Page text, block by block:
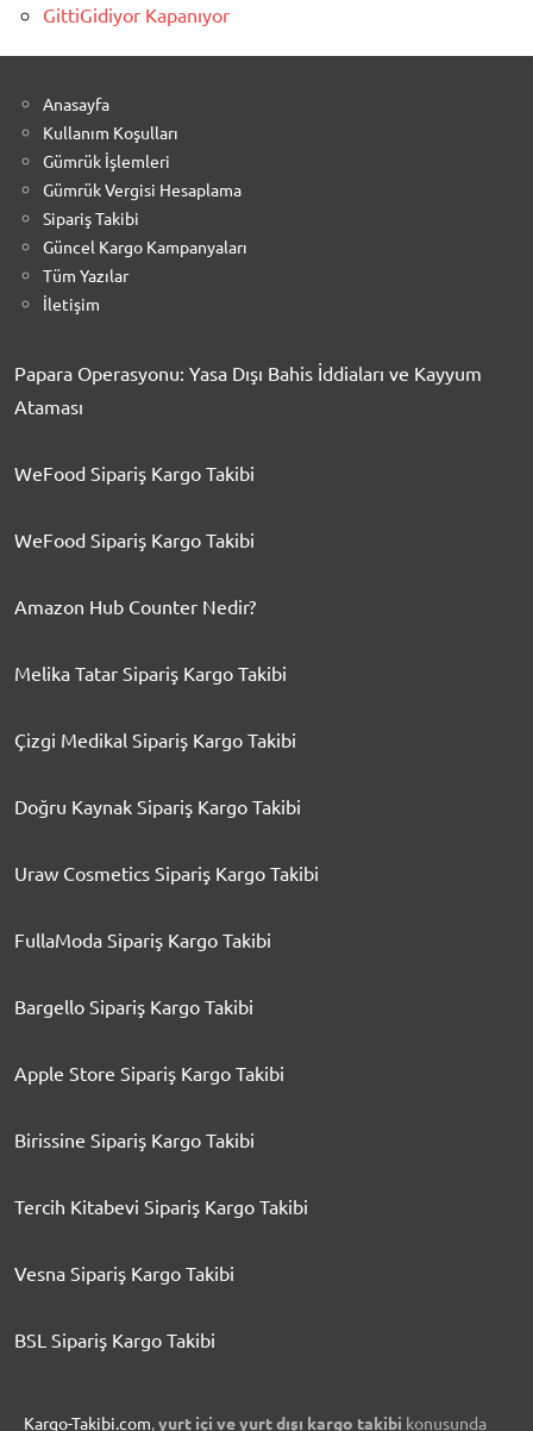
GittiGidiyor Kapanıyor
Anasayfa
Kullanım Koşulları
Gümrük İşlemleri
Gümrük Vergisi Hesaplama
Sipariş Takibi
Güncel Kargo Kampanyaları
Tüm Yazılar
İletişim
Papara Operasyonu: Yasa Dışı Bahis İddiaları ve Kayyum
Ataması
WeFood Sipariş Kargo Takibi
WeFood Sipariş Kargo Takibi
Amazon Hub Counter Nedir?
Melika Tatar Sipariş Kargo Takibi
Çizgi Medikal Sipariş Kargo Takibi
Doğru Kaynak Sipariş Kargo Takibi
Uraw Cosmetics Sipariş Kargo Takibi
FullaModa Sipariş Kargo Takibi
Bargello Sipariş Kargo Takibi
Apple Store Sipariş Kargo Takibi
Birissine Sipariş Kargo Takibi
Tercih Kitabevi Sipariş Kargo Takibi
Vesna Sipariş Kargo Takibi
BSL Sipariş Kargo Takibi
Kargo-Takibi.com,yurt içi ve yurt dışı kargo takibi konusunda